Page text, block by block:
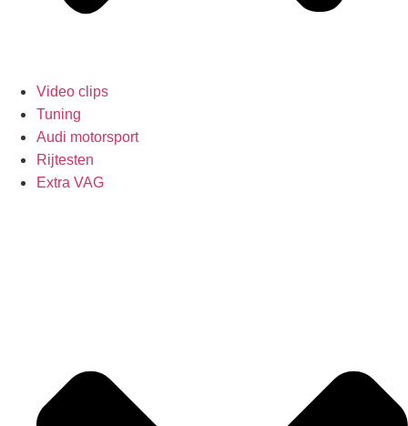
Video clips
Tuning
Audi motorsport
Rijtesten
Extra VAG